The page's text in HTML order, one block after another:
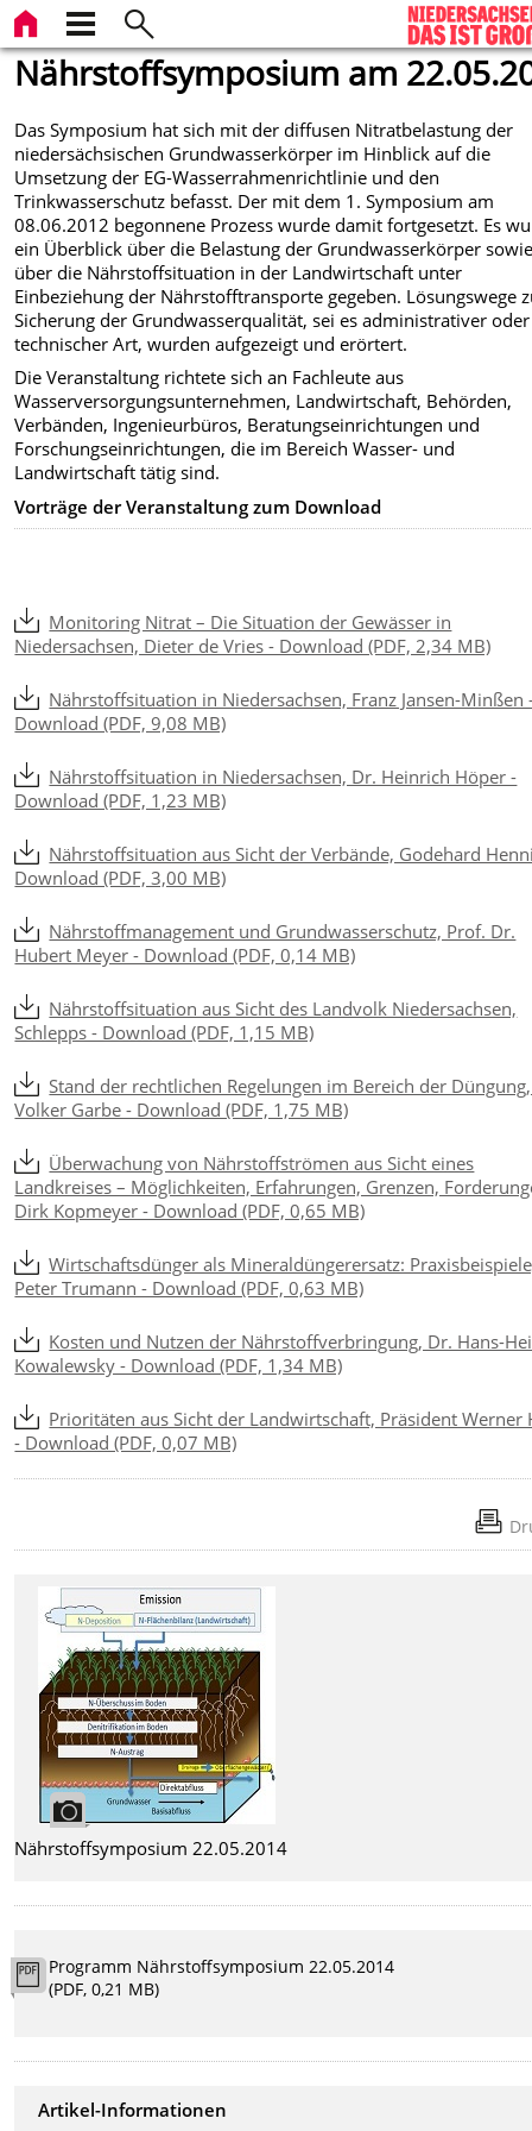
Nährstoffsymposium am
Das Symposium hat sich mit der diffusen Nitratbelastung der
niedersächsischen Grundwasserkörper im Hinblick auf die
Umsetzung der EG-Wasserrahmenrichtlinie und den
Trinkwasserschutz befasst. Der mit dem 1. Symposium am
08.06.2012 begonnene Prozess wurde damit fortgesetzt. Es
ein Überblick über die Belastung der Grundwasserkörper
über die Nährstoffsituation in der Landwirtschaft unter
Einbeziehung der Nährstofftransporte gegeben. Lösungswege
Sicherung der Grundwasserqualität, sei es administrativer oder
technischer Art, wurden aufgezeigt und erörtert.
Die Veranstaltung richtete sich an Fachleute aus
Wasserversorgungsunternehmen, Landwirtschaft, Behörden,
Verbänden, Ingenieurbüros, Beratungseinrichtungen und
Forschungseinrichtungen, die im Bereich Wasser- und
Landwirtschaft tätig sind.
Vorträge der Veranstaltung zum Download
Monitoring Nitrat – Die Situation der Gewässer in
Niedersachsen, Dieter de Vries - Download (PDF, 2,34 MB)
Nährstoffsituation in Niedersachsen, Franz Jansen-Minßen
Download (PDF, 9,08 MB)
Nährstoffsituation in Niedersachsen, Dr. Heinrich Höper -
Download (PDF, 1,23 MB)
Nährstoffsituation aus Sicht der Verbände, Godehard
Download (PDF, 3,00 MB)
Nährstoffmanagement und Grundwasserschutz, Prof. Dr.
Hubert Meyer - Download (PDF, 0,14 MB)
Nährstoffsituation aus Sicht des Landvolk Niedersachsen,
Schlepps - Download (PDF, 1,15 MB)
Stand der rechtlichen Regelungen im Bereich der
Volker Garbe - Download (PDF, 1,75 MB)
Überwachung von Nährstoffströmen aus Sicht eines
Landkreises – Möglichkeiten, Erfahrungen, Grenzen,
Dirk Kopmeyer - Download (PDF, 0,65 MB)
Wirtschaftsdünger als Mineraldüngerersatz:
Peter Trumann - Download (PDF, 0,63 MB)
Kosten und Nutzen der Nährstoffverbringung, Dr. Hans-
Kowalewsky - Download (PDF, 1,34 MB)
Prioritäten aus Sicht der Landwirtschaft, Präsident Werner
- Download (PDF, 0,07 MB)
Nährstoffsymposium 22.05.2014
Programm Nährstoffsymposium 22.05.2014
(PDF, 0,21 MB)
Artikel-Informationen